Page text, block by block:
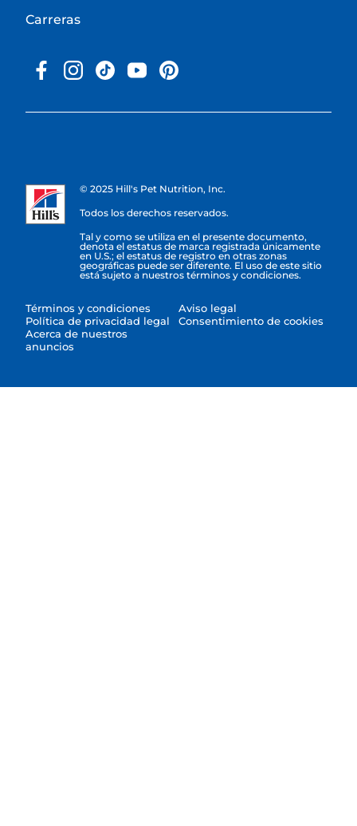
Carreras
© 2025 Hill's Pet Nutrition, Inc.
Todos los derechos reservados.
Tal y como se utiliza en el presente documento,
denota el estatus de marca registrada únicamente
en U.S.; el estatus de registro en otras zonas
geográficas puede ser diferente. El uso de este sitio
está sujeto a nuestros términos y condiciones.
Términos y condiciones
Política de privacidad legal
Acerca de nuestros
anuncios
Aviso legal
Consentimiento de cookies